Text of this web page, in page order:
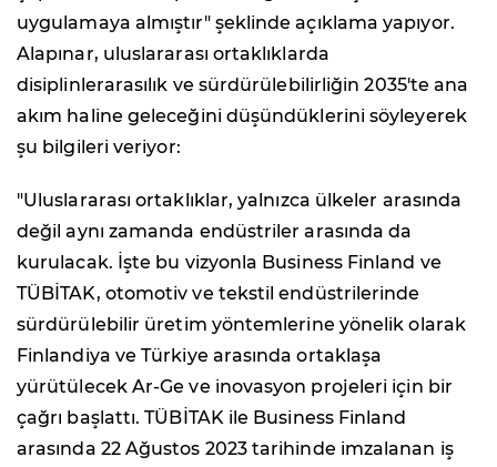
uygulamaya almıştır" şeklinde açıklama yapıyor.
Alapınar, uluslararası ortaklıklarda
disiplinlerarasılık ve sürdürülebilirliğin 2035'te ana
akım haline geleceğini düşündüklerini söyleyerek
şu bilgileri veriyor:
"Uluslararası ortaklıklar, yalnızca ülkeler arasında
değil aynı zamanda endüstriler arasında da
kurulacak. İşte bu vizyonla Business Finland ve
TÜBİTAK, otomotiv ve tekstil endüstrilerinde
sürdürülebilir üretim yöntemlerine yönelik olarak
Finlandiya ve Türkiye arasında ortaklaşa
yürütülecek Ar-Ge ve inovasyon projeleri için bir
çağrı başlattı. TÜBİTAK ile Business Finland
arasında 22 Ağustos 2023 tarihinde imzalanan iş